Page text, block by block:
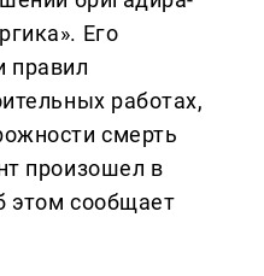
Его
правил
работах,
смерть
произошел в
этом сообщает